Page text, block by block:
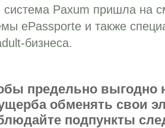
Paxum пришла на
ePassporte и также
бизнеса.
предельно выгодно
обменять свои
подпункты